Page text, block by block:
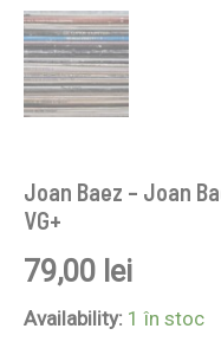
Joan Baez – Joan
VG+
79,00 lei
Availability: 1 în stoc